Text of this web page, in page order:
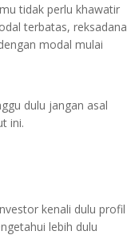
tidak perlu khawatir
terbatas, reksadana
modal mulai
dulu jangan asal
ini.
kenali dulu profil
lebih dulu